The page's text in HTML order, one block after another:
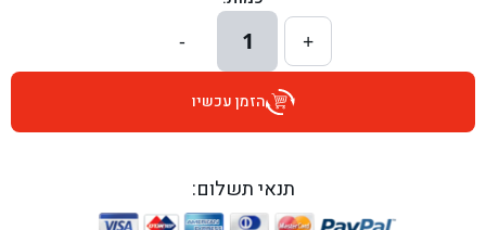
בן גל - הרצל 6, גדרה - גדרה
בן גל - שדרות דוד בן גוריון 8, באר שבע - באר שבע
בן גל - היובלים 26, הוד השרון - הוד השרון
+
1
-
הזמן עכשיו
תנאי תשלום: